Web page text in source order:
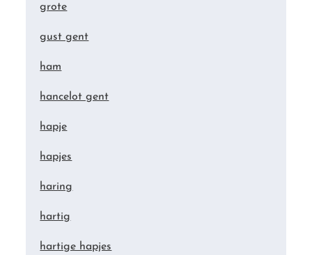
grote
gust gent
ham
hancelot gent
hapje
hapjes
haring
hartig
hartige hapjes